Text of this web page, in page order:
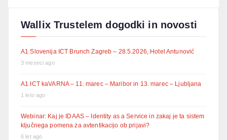
Wallix Trustelem dogodki in novosti
A1 Slovenija ICT Brunch Zagreb – 28.5.2026, Hotel Antunović
3 meseci ago
A1 ICT kaVARNA – 11. marec – Maribor in 13. marec – Ljubljana
1 leto ago
Webinar: Kaj je IDAAS – Identity as a Service in zakaj je ta sistem
ključnega pomena za avtentikacijo ob prijavi?
6 let ago